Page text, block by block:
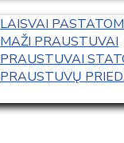
LAISVAI
MAŽI PRAUSTUVAI
PRAUSTUVAI
PRAUSTUVŲ